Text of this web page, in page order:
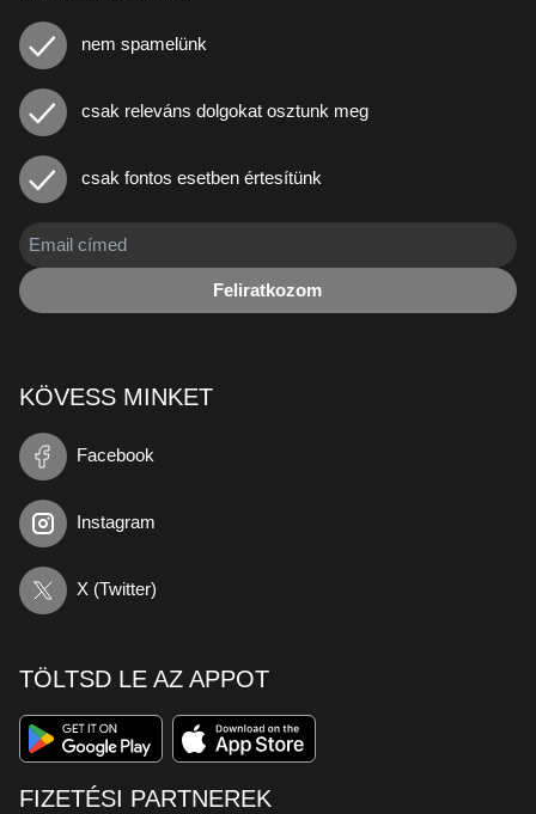
nem spamelünk
csak releváns dolgokat osztunk meg
csak fontos esetben értesítünk
Feliratkozom
KÖVESS MINKET
Facebook
Instagram
X (Twitter)
TÖLTSD LE AZ APPOT
FIZETÉSI PARTNEREK